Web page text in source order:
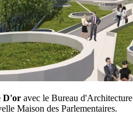
D'or avec le Bureau d'Architecture
Maison des Parlementaires.